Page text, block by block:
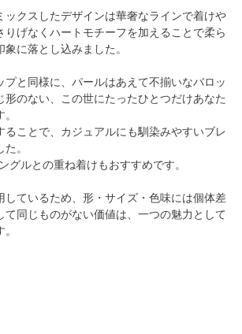
ックスしたデザインは華奢なラインで着けや
りげなくハートモチーフを加えることで柔ら
に落とし込みました。
プと同様に、パールはあえて不揃いなバロッ
形のない、この世にたったひとつだけあなた
ることで、カジュアルにも馴染みやすいブレ
。
グルとの重ね着けもおすすめです。
ているため、形・サイズ・色味には個体差
て同じものがない価値は、一つの魅力として